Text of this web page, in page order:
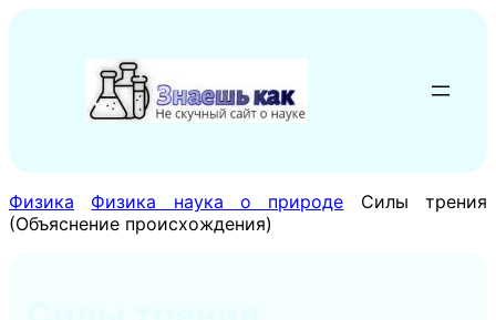
содержимому
Физика Физика наука о природе
Силы трения
(Объяснение происхождения)